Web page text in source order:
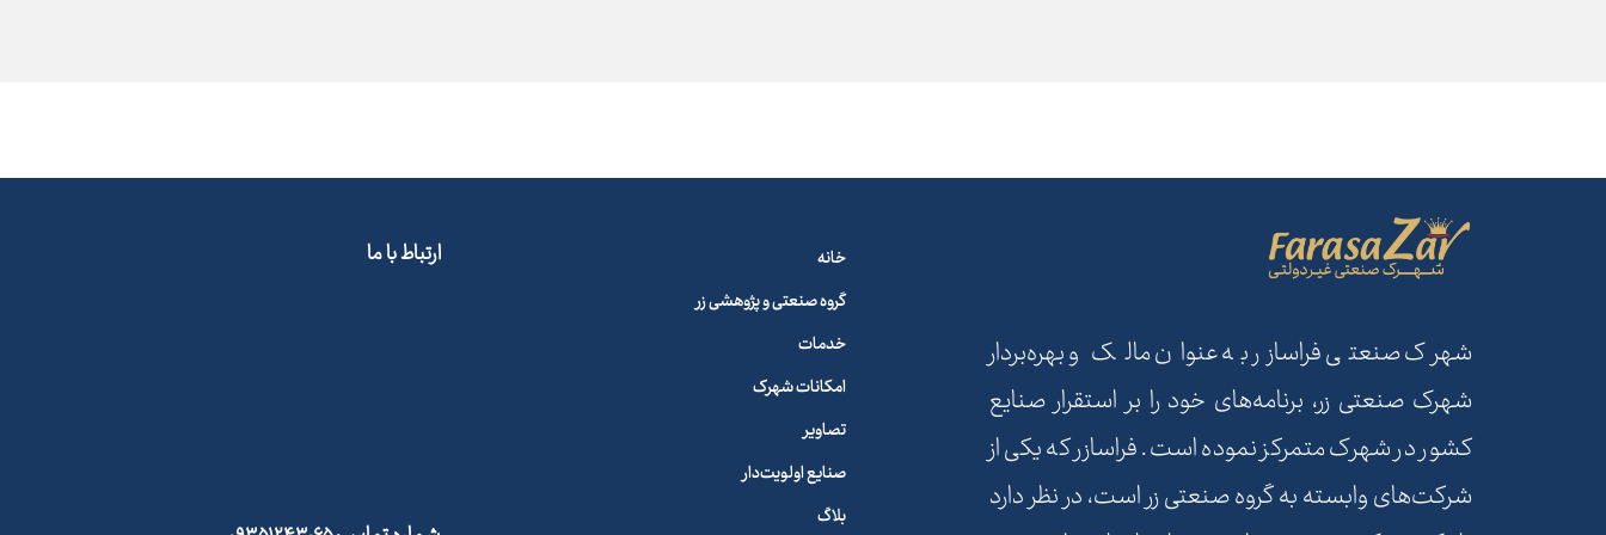
شهرک صنعتی فراسازر به عنوان مالک و بهره‌بردار
شهرک صنعتی زر، برنامه‌های خود را بر استقرار صنایع
کشور در شهرک متمرکز نموده است. فراسازر که یکی از
شرکت‌های وابسته به گروه صنعتی زر است، در نظر دارد
خانه
گروه صنعتی و پژوهشی زر
خدمات
امکانات شهرک
تصاویر
صنایع اولویت‌دار
بلاگ
ارتباط با ما